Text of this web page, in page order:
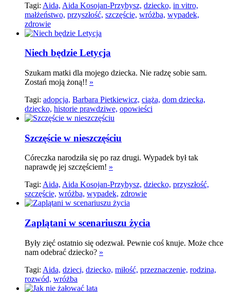
Tagi: Aida, Aida Kosojan-Przybysz, dziecko, in vitro,
małżeństwo, przyszłość, szczęście, wróżba, wypadek,
zdrowie
Niech będzie Letycja
Szukam matki dla mojego dziecka. Nie radzę sobie sam.
Zostań moją żoną!! »
Tagi: adopcja, Barbara Pietkiewicz, ciąża, dom dziecka,
dziecko, historie prawdziwe, opowieści
Szczęście w nieszczęściu
Córeczka narodziła się po raz drugi. Wypadek był tak
naprawdę jej szczęściem! »
Tagi: Aida, Aida Kosojan-Przybysz, dziecko, przyszłość,
szczęście, wróżba, wypadek, zdrowie
Zaplątani w scenariuszu życia
Były zięć ostatnio się odezwał. Pewnie coś knuje. Może chce
nam odebrać dziecko? »
Tagi: Aida, dzieci, dziecko, miłość, przeznaczenie, rodzina,
rozwód, wróżba